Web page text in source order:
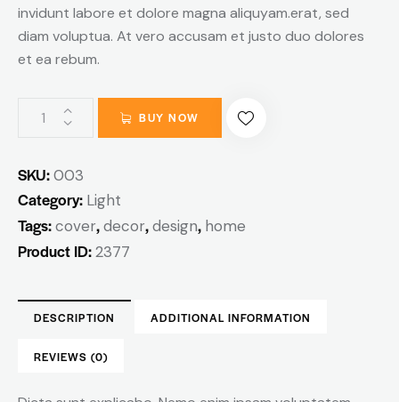
invidunt labore et dolore magna aliquyam.erat, sed
diam voluptua. At vero accusam et justo duo dolores
et ea rebum.
BUY NOW
SKU:003
Category: Light
Tags:cover,decor,design, home
Product ID:2377
DESCRIPTION ADDITIONAL INFORMATION
REVIEWS (0)